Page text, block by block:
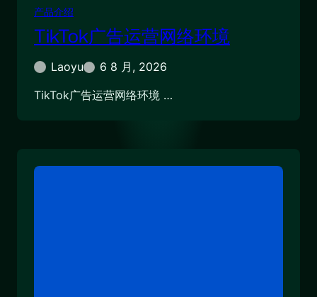
产品介绍
TikTok广告运营网络环境
Laoyu
6 8 月, 2026
TikTok广告运营网络环境 …